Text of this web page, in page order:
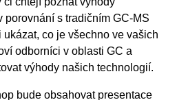
porovnání s tradičním GC-MS
co je všechno ve vašich
odborníci v oblasti GC a
výhody našich technologií.
bude obsahovat presentace